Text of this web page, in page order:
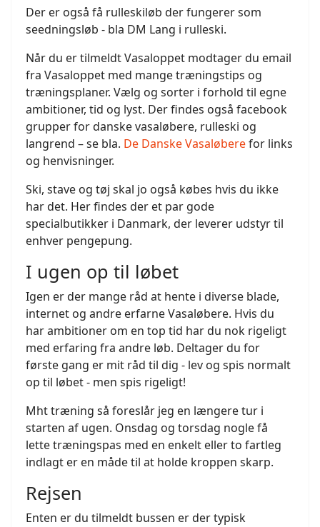
Der er også få rulleskiløb der fungerer som
seedningsløb - bla DM Lang i rulleski.
Når du er tilmeldt Vasaloppet modtager du email
fra Vasaloppet med mange træningstips og
træningsplaner. Vælg og sorter i forhold til egne
ambitioner, tid og lyst. Der findes også facebook
grupper for danske vasaløbere, rulleski og
langrend – se bla. De Danske Vasaløberefor links
og henvisninger.
Ski, stave og tøj skal jo også købes hvis du ikke
har det. Her findes der et par gode
specialbutikker i Danmark, der leverer udstyr til
enhver pengepung.
I ugen op til løbet
Igen er der mange råd at hente i diverse blade,
internet og andre erfarne Vasaløbere. Hvis du
har ambitioner om en top tid har du nok rigeligt
med erfaring fra andre løb. Deltager du for
første gang er mit råd til dig - lev og spis normalt
op til løbet - men spis rigeligt!
Mht træning så foreslår jeg en længere tur i
starten af ugen. Onsdag og torsdag nogle få
lette træningspas med en enkelt eller to fartleg
indlagt er en måde til at holde kroppen skarp.
Rejsen
Enten er du tilmeldt bussen er der typisk